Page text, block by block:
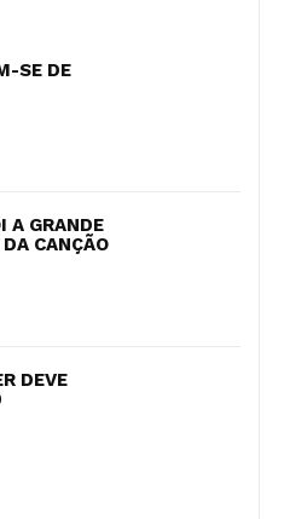
SE DE
A GRANDE
CANÇÃO
DEVE